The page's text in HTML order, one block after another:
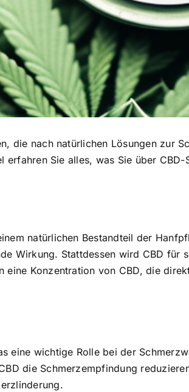
die nach natürlichen Lösungen zur
Sie alles, was Sie über
natürlichen Bestandteil der
Wirkung. Stattdessen wird CBD für
eine Konzentration von CBD, die
eine wichtige Rolle bei der
die Schmerzempfindung